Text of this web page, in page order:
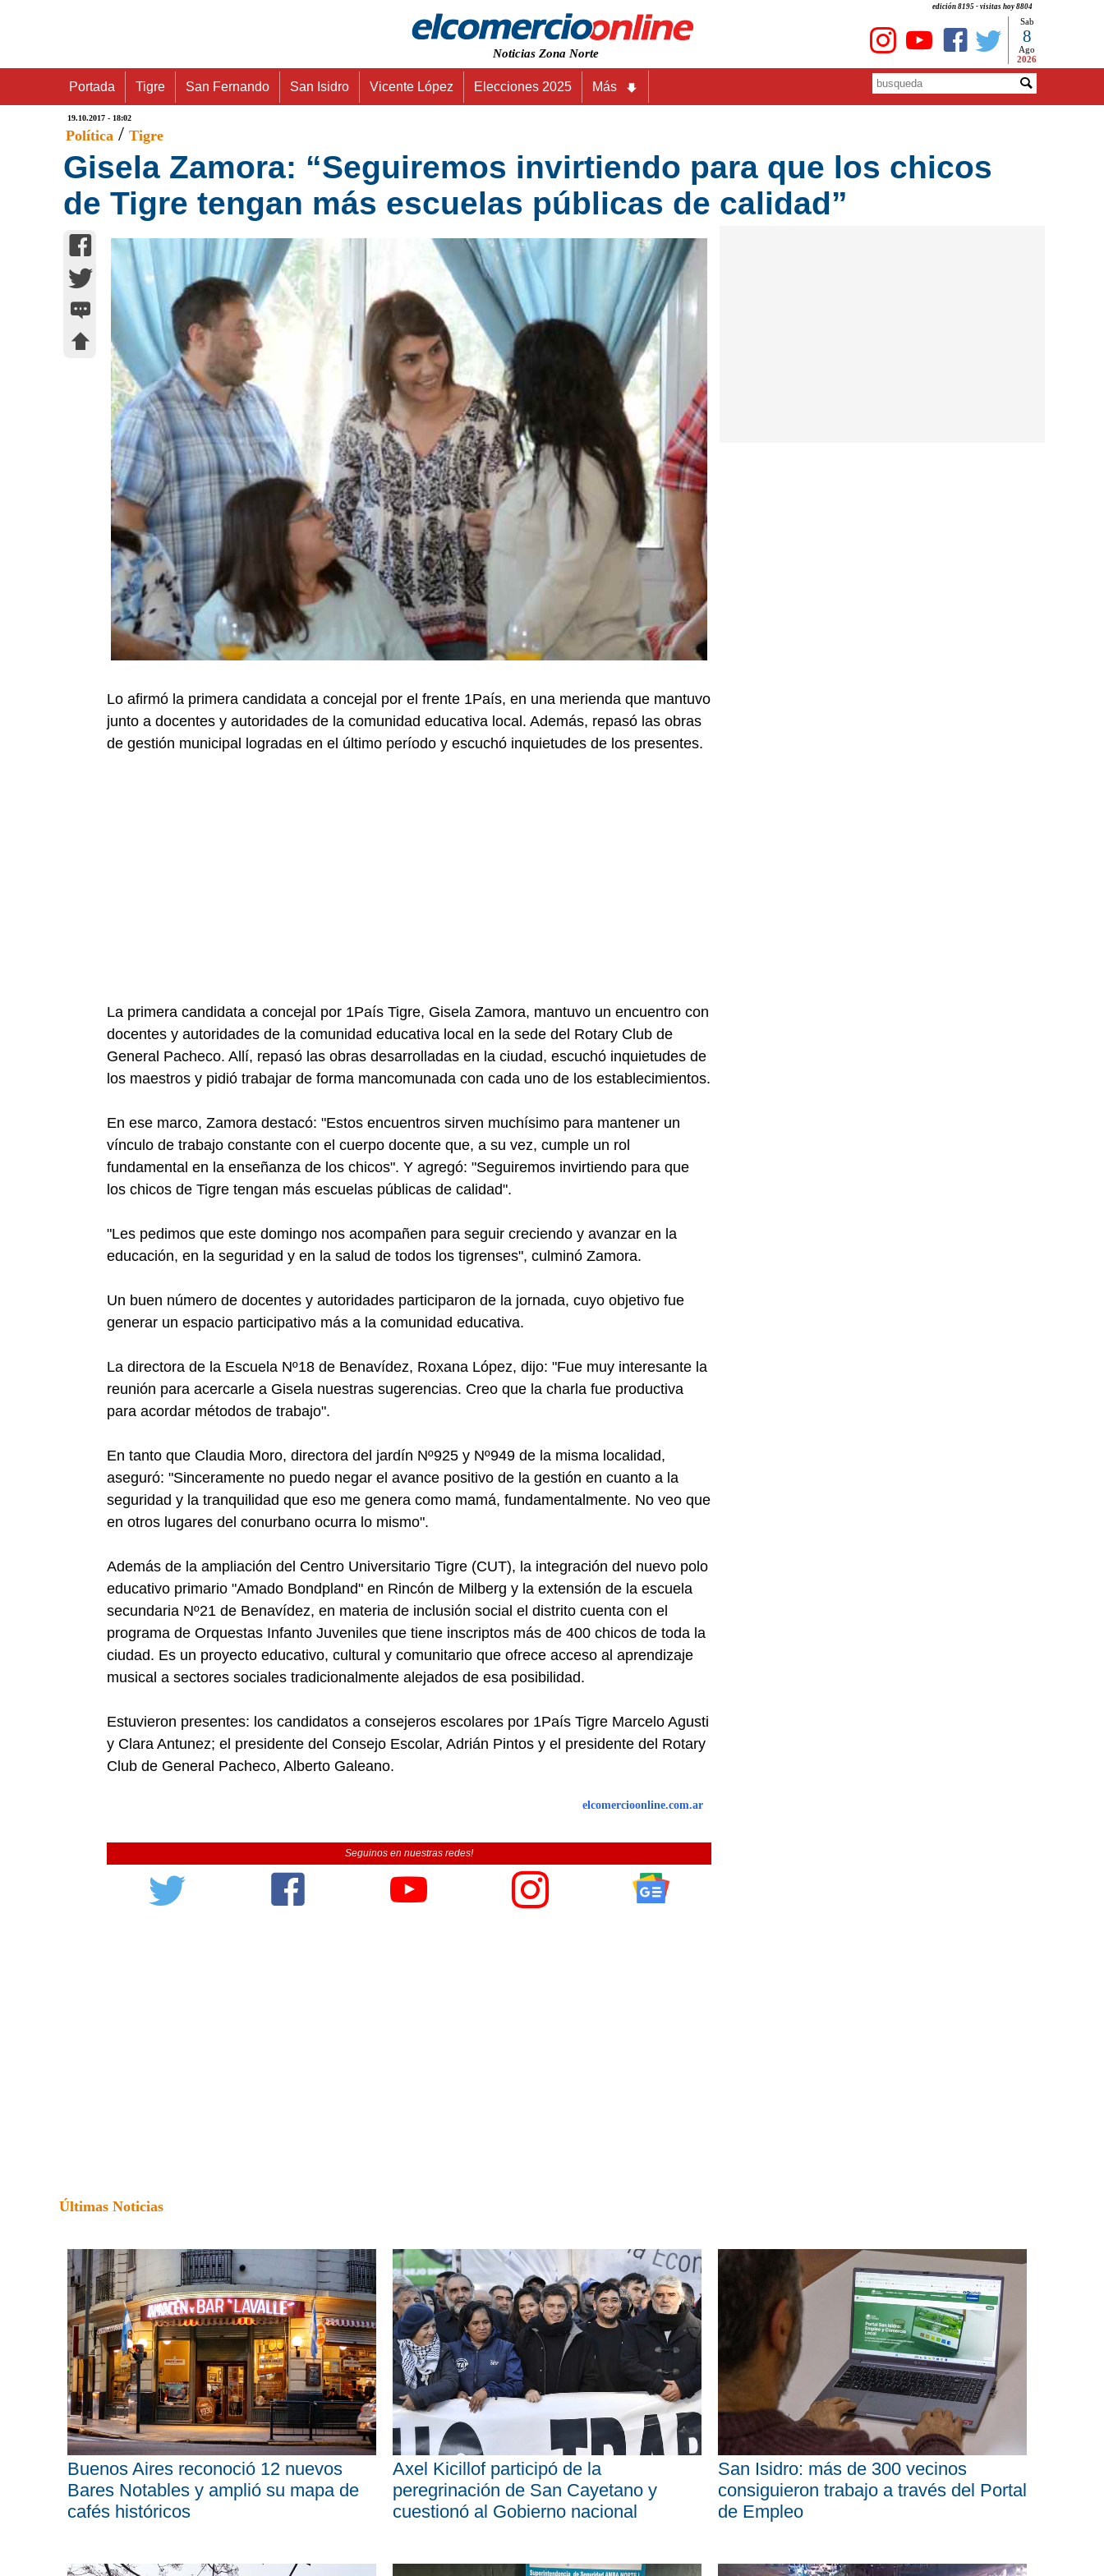
edición 8195 - visitas hoy 8804
Noticias Zona Norte
Sab
8
Ago
2026
Portada Tigre San Fernando San Isidro Vicente López Elecciones 2025 Más
19.10.2017 - 18:02
Política / Tigre
Gisela Zamora: “Seguiremos invirtiendo para que los chicos
de Tigre tengan más escuelas públicas de calidad”
Lo afirmó la primera candidata a concejal por el frente 1País, en una merienda que mantuvo
junto a docentes y autoridades de la comunidad educativa local. Además, repasó las obras
de gestión municipal logradas en el último período y escuchó inquietudes de los presentes.
La primera candidata a concejal por 1País Tigre, Gisela Zamora, mantuvo un encuentro con
docentes y autoridades de la comunidad educativa local en la sede del Rotary Club de
General Pacheco. Allí, repasó las obras desarrolladas en la ciudad, escuchó inquietudes de
los maestros y pidió trabajar de forma mancomunada con cada uno de los establecimientos.
En ese marco, Zamora destacó: "Estos encuentros sirven muchísimo para mantener un
vínculo de trabajo constante con el cuerpo docente que, a su vez, cumple un rol
fundamental en la enseñanza de los chicos". Y agregó: "Seguiremos invirtiendo para que
los chicos de Tigre tengan más escuelas públicas de calidad".
"Les pedimos que este domingo nos acompañen para seguir creciendo y avanzar en la
educación, en la seguridad y en la salud de todos los tigrenses", culminó Zamora.
Un buen número de docentes y autoridades participaron de la jornada, cuyo objetivo fue
generar un espacio participativo más a la comunidad educativa.
La directora de la Escuela Nº18 de Benavídez, Roxana López, dijo: "Fue muy interesante la
reunión para acercarle a Gisela nuestras sugerencias. Creo que la charla fue productiva
para acordar métodos de trabajo".
En tanto que Claudia Moro, directora del jardín Nº925 y Nº949 de la misma localidad,
aseguró: "Sinceramente no puedo negar el avance positivo de la gestión en cuanto a la
seguridad y la tranquilidad que eso me genera como mamá, fundamentalmente. No veo que
en otros lugares del conurbano ocurra lo mismo".
Además de la ampliación del Centro Universitario Tigre (CUT), la integración del nuevo polo
educativo primario "Amado Bondpland" en Rincón de Milberg y la extensión de la escuela
secundaria Nº21 de Benavídez, en materia de inclusión social el distrito cuenta con el
programa de Orquestas Infanto Juveniles que tiene inscriptos más de 400 chicos de toda la
ciudad. Es un proyecto educativo, cultural y comunitario que ofrece acceso al aprendizaje
musical a sectores sociales tradicionalmente alejados de esa posibilidad.
Estuvieron presentes: los candidatos a consejeros escolares por 1País Tigre Marcelo Agusti
y Clara Antunez; el presidente del Consejo Escolar, Adrián Pintos y el presidente del Rotary
Club de General Pacheco, Alberto Galeano.
elcomercioonline.com.ar
Seguinos en nuestras redes!
Últimas Noticias
Buenos Aires reconoció 12 nuevos
Bares Notables y amplió su mapa de
cafés históricos
Axel Kicillof participó de la
peregrinación de San Cayetano y
cuestionó al Gobierno nacional
San Isidro: más de 300 vecinos
consiguieron trabajo a través del Portal
de Empleo